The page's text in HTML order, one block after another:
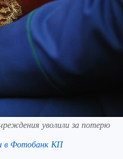
уволили за потерю
в Фотобанк КП